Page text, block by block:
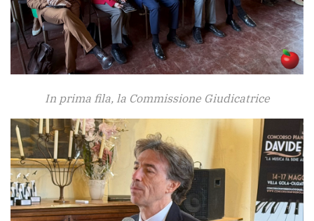
In prima fila, la Commissione Giudicatrice